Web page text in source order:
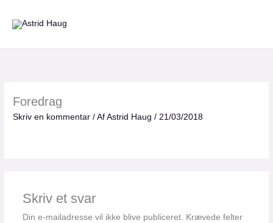
Foredrag
Skriv en kommentar / AfAstrid Haug/21/03/2018
Skriv et svar
Din e-mailadresse vil ikke blive publiceret. Krævede felter